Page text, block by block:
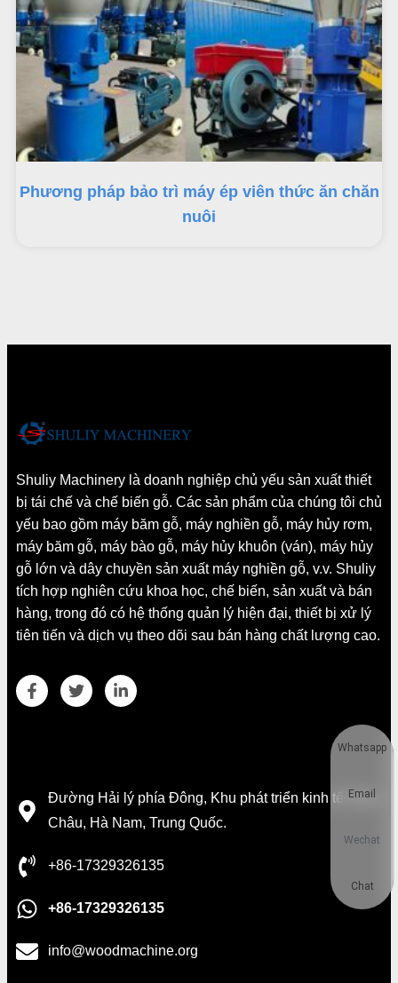
Phương pháp bảo trì máy ép viên thức ăn chăn
nuôi
Shuliy Machinery là doanh nghiệp chủ yếu sản xuất thiết
bị tái chế và chế biến gỗ. Các sản phẩm của chúng tôi chủ
yếu bao gồm máy băm gỗ, máy nghiền gỗ, máy hủy rơm,
máy băm gỗ, máy bào gỗ, máy hủy khuôn (ván), máy hủy
gỗ lớn và dây chuyền sản xuất máy nghiền gỗ, v.v. Shuliy
tích hợp nghiên cứu khoa học, chế biến, sản xuất và bán
hàng, trong đó có hệ thống quản lý hiện đại, thiết bị xử lý
tiên tiến và dịch vụ theo dõi sau bán hàng chất lượng cao.
Đường Hải lý phía Đông, Khu phát triển kinh tế Trịnh
Châu, Hà Nam, Trung Quốc.
+86-17329326135
+86-17329326135
info@woodmachine.org
Whatsapp
Email
Wechat
Chat